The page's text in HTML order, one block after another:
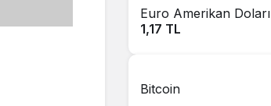
Euro Amerikan Doları
1,17 TL
Bitcoin